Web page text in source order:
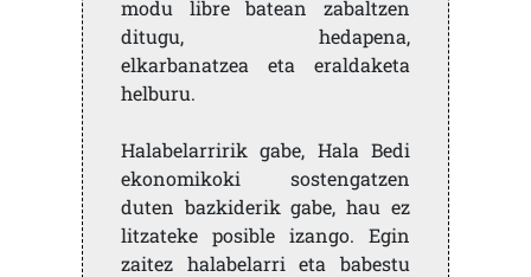
modu libre batean zabaltzen
ditugu, hedapena,
elkarbanatzea eta eraldaketa
helburu.
Halabelarririk gabe, Hala Bedi
ekonomikoki sostengatzen
duten bazkiderik gabe, hau ez
litzateke posible izango. Egin
zaitez halabelarri eta babestu